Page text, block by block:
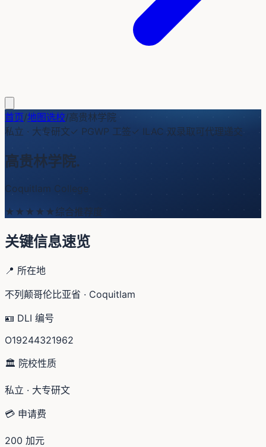
首页/地图选校/高贵林学院
私立 · 大专研文✓ PGWP 工签✓ ILAC 双录取可代理递交
高贵林学院.
Coquitlam College
★★★ ★★ 综合推荐度
关键信息速览
📍 所在地
不列颠哥伦比亚省 · Coquitlam
🪪 DLI 编号
O19244321962
🏛️ 院校性质
私立 · 大专研文
💳 申请费
200 加元